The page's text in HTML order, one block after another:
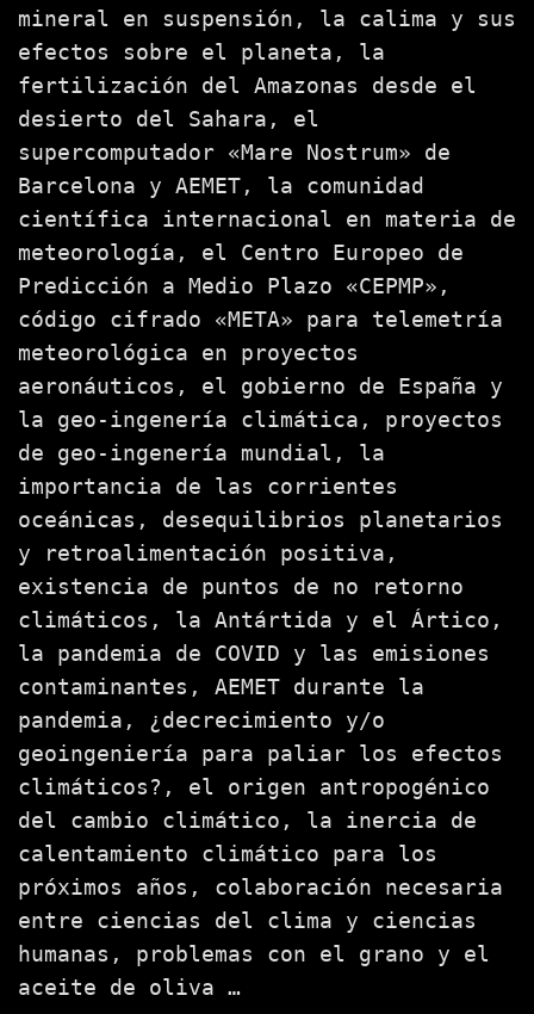
mineral en suspensión, la calima y sus
efectos sobre el planeta, la
fertilización del Amazonas desde el
desierto del Sahara, el
supercomputador «Mare Nostrum» de
Barcelona y AEMET, la comunidad
científica internacional en materia de
meteorología, el Centro Europeo de
Predicción a Medio Plazo «CEPMP»,
código cifrado «META» para telemetría
meteorológica en proyectos
aeronáuticos, el gobierno de España y
la geo-ingenería climática, proyectos
de geo-ingenería mundial, la
importancia de las corrientes
oceánicas, desequilibrios planetarios
y retroalimentación positiva,
existencia de puntos de no retorno
climáticos, la Antártida y el Ártico,
la pandemia de COVID y las emisiones
contaminantes, AEMET durante la
pandemia, ¿decrecimiento y/o
geoingeniería para paliar los efectos
climáticos?, el origen antropogénico
del cambio climático, la inercia de
calentamiento climático para los
próximos años, colaboración necesaria
entre ciencias del clima y ciencias
humanas, problemas con el grano y el
aceite de oliva …